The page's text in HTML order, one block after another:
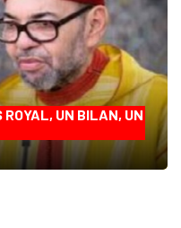
UN BILAN, UN